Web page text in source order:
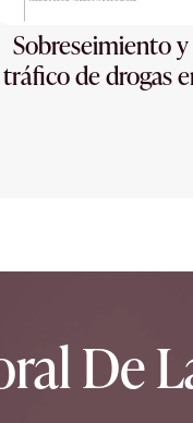
Sobreseimiento
tráfico de drogas
De